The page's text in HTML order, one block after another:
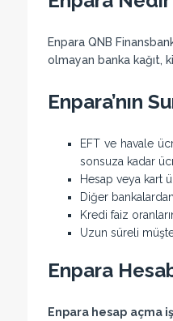
Enpara QNB
olmayan banka kağıt,
Enpara’nın
EFT ve havale
sonsuza kadar
Hesap veya kart
Diğer
Kredi faiz
Uzun süreli
Enpara
Enpara hesap açma